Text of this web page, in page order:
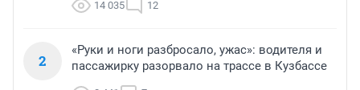
14 035 12
2
«Руки и ноги разбросало, ужас»: водителя и
пассажирку разорвало на трассе в Кузбассе